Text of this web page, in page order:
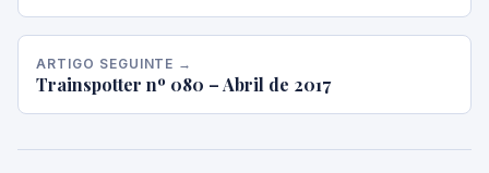
ARTIGO SEGUINTE →
Trainspotter nº 080 – Abril de 2017